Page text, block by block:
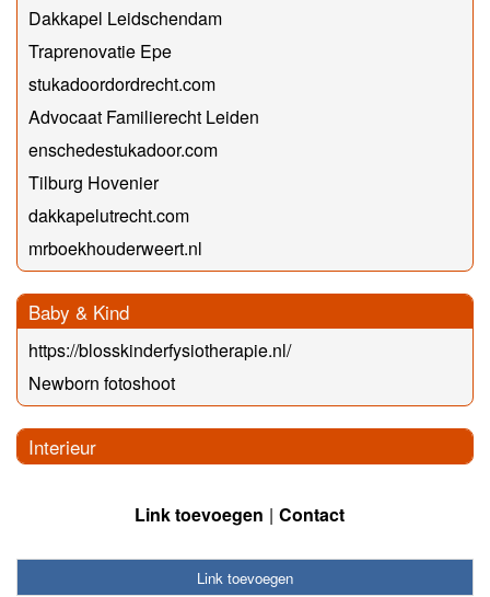
Dakkapel Leidschendam
Traprenovatie Epe
stukadoordordrecht.com
Advocaat Familierecht Leiden
enschedestukadoor.com
Tilburg Hovenier
dakkapelutrecht.com
mrboekhouderweert.nl
Baby & Kind
https://blosskinderfysiotherapie.nl/
Newborn fotoshoot
Interieur
Link toevoegen Contact
Link toevoegen